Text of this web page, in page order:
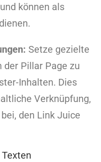
können als
Setze gezielte
der Pillar Page zu
Inhalten. Dies
Verknüpfung,
den Link Juice